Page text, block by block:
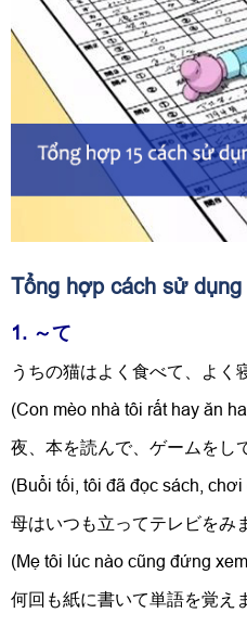
Tổng hợp cách sử
1. ～て
うちの猫はよく食べて、よく
(Con mèo nhà tôi rất hay ăn
夜、本を読んで、ゲームをし
(Buổi tối, tôi đã đọc sách,
母はいつも立ってテレビをみ
(Mẹ tôi lúc nào cũng đứng
何回も紙に書いて単語を覚え